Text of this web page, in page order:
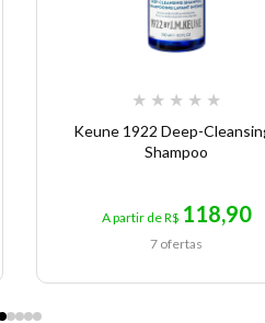
★ ★ ★ ★ ★
Keune 1922 Deep-
Shampoo
A partir de R$ 118,90
7 ofertas